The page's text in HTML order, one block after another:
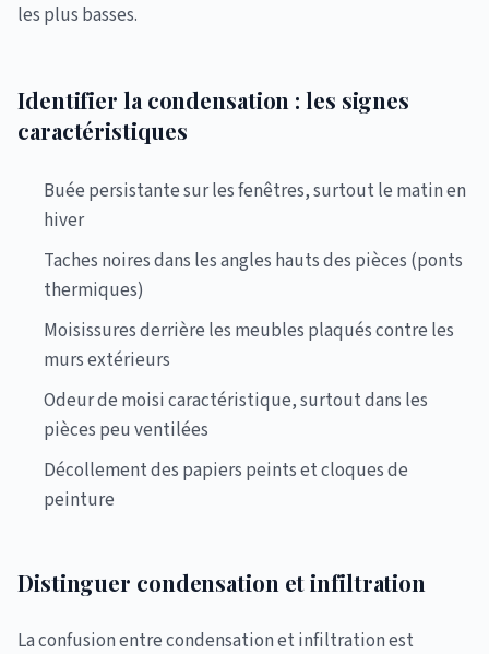
les plus basses.
Identifier la condensation : les signes
caractéristiques
Buée persistante sur les fenêtres, surtout le matin en
hiver
Taches noires dans les angles hauts des pièces (ponts
thermiques)
Moisissures derrière les meubles plaqués contre les
murs extérieurs
Odeur de moisi caractéristique, surtout dans les
pièces peu ventilées
Décollement des papiers peints et cloques de
peinture
Distinguer condensation et infiltration
La confusion entre condensation et infiltration est